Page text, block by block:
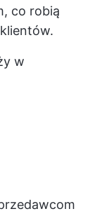
co robią
w